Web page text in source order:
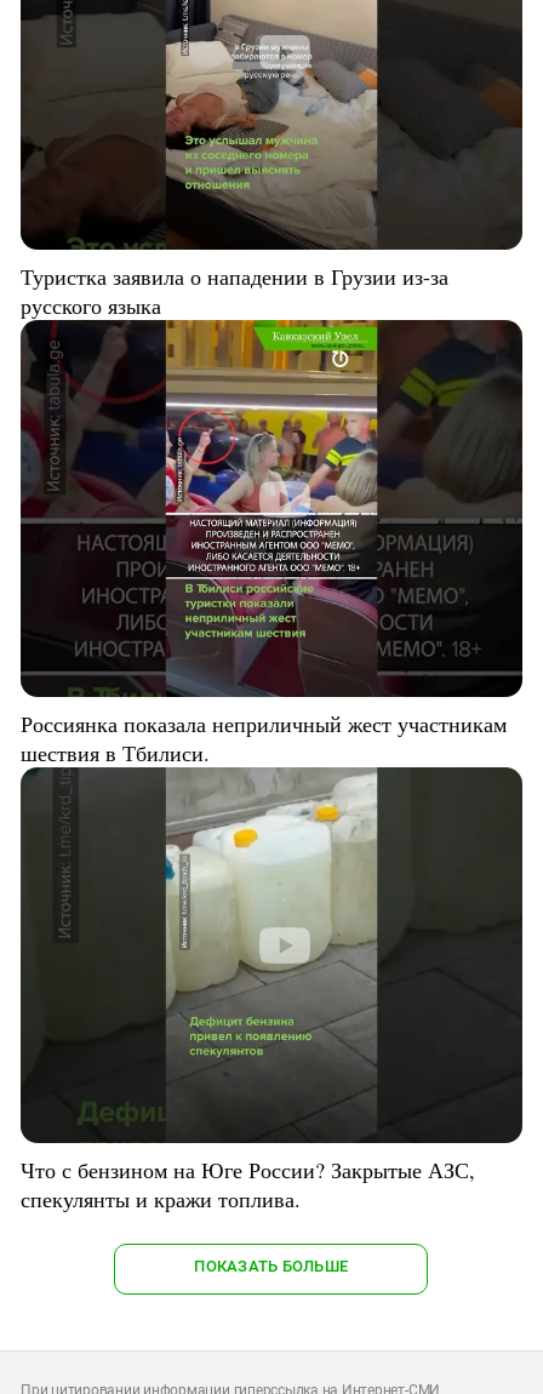
Туристка заявила о нападении в Грузии из-за
русского языка
Россиянка показала неприличный жест участникам
шествия в Тбилиси.
Что с бензином на Юге России? Закрытые АЗС,
спекулянты и кражи топлива.
ПОКАЗАТЬ БОЛЬШЕ
При цитировании информации гиперссылка на Интернет-СМИ